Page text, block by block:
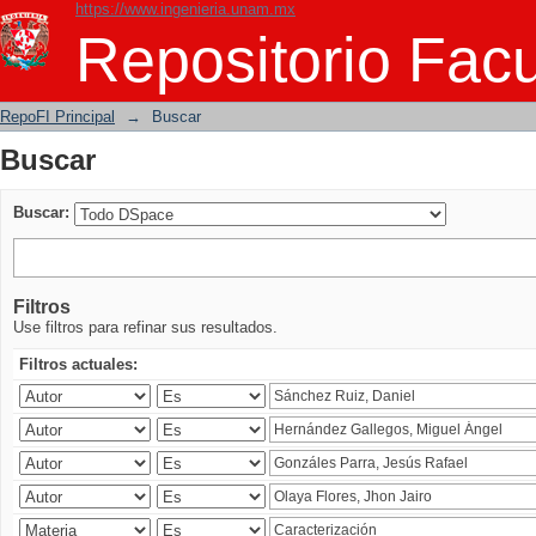
https://www.ingenieria.unam.mx
Repositorio
Buscar
RepoFI Principal → Buscar
Buscar
Buscar:
Filtros
Use filtros para refinar sus resultados.
Filtros actuales: